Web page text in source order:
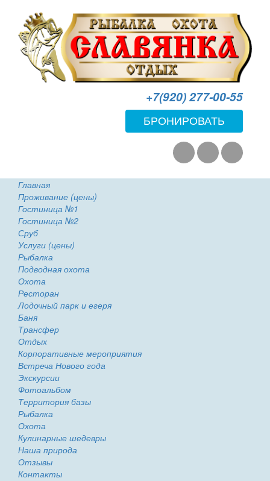
+7(920) 277-00-55
БРОНИРОВАТЬ
Главная
Проживание (цены)
Гостиница №1
Гостиница №2
Сруб
Услуги (цены)
Рыбалка
Подводная охота
Охота
Ресторан
Лодочный парк и егеря
Баня
Трансфер
Отдых
Корпоративные мероприятия
Встреча Нового года
Экскурсии
Фотоальбом
Территория базы
Рыбалка
Охота
Кулинарные шедевры
Наша природа
Отзывы
Контакты